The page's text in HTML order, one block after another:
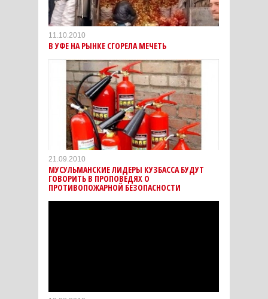
11.10.2010
В УФЕ НА РЫНКЕ СГОРЕЛА МЕЧЕТЬ
21.09.2010
МУСУЛЬМАНСКИЕ ЛИДЕРЫ КУЗБАССА БУДУТ
ГОВОРИТЬ В ПРОПОВЕДЯХ О
ПРОТИВОПОЖАРНОЙ БЕЗОПАСНОСТИ